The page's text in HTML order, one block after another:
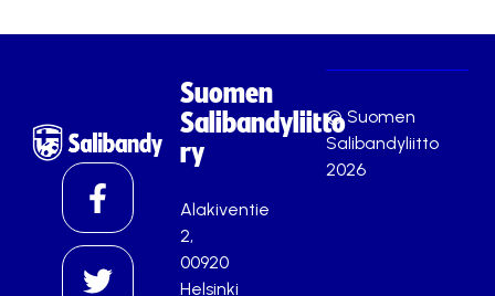
Suomen
Salibandyliitto
ry
Alakiventie
2,
00920
Helsinki
© Suomen
Salibandyliitto
2026